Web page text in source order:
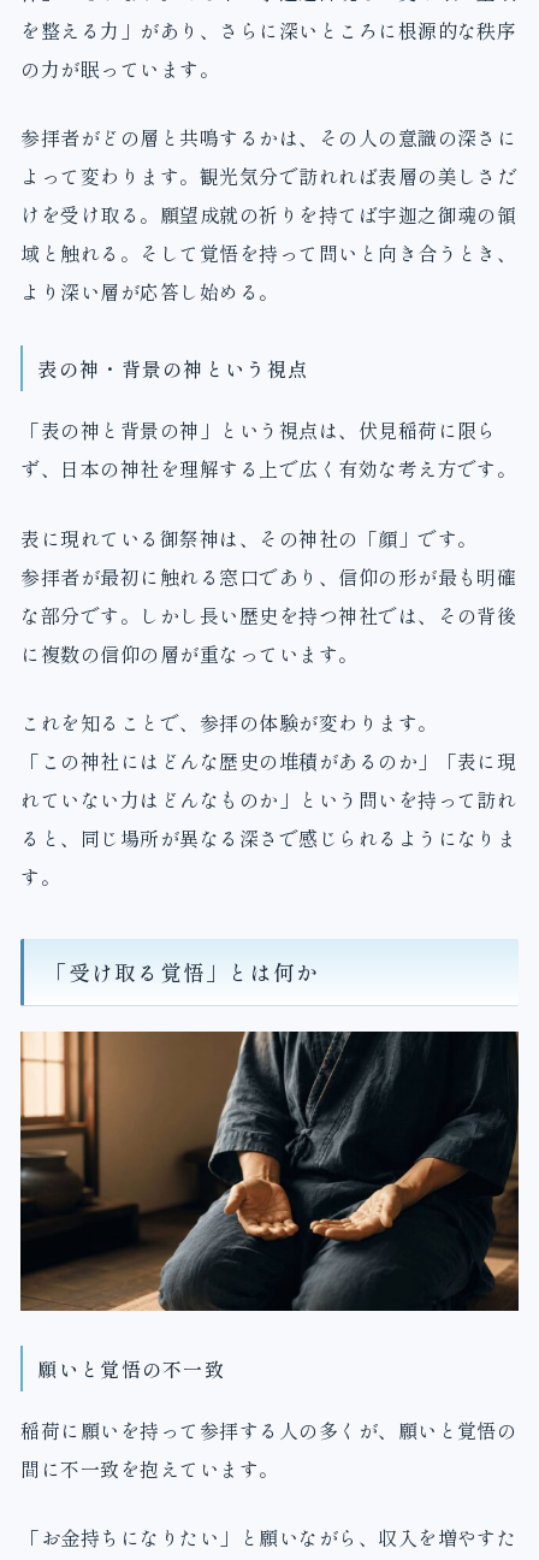
を整える力」があり、さらに深いところに根源的な秩序
の力が眠っています。
参拝者がどの層と共鳴するかは、その人の意識の深さに
よって変わります。観光気分で訪れれば表層の美しさだ
けを受け取る。願望成就の祈りを持てば宇迦之御魂の領
域と触れる。そして覚悟を持って問いと向き合うとき、
より深い層が応答し始める。
表の神・背景の神という視点
「表の神と背景の神」という視点は、伏見稲荷に限ら
ず、日本の神社を理解する上で広く有効な考え方です。
表に現れている御祭神は、その神社の「顔」です。
参拝者が最初に触れる窓口であり、信仰の形が最も明確
な部分です。しかし長い歴史を持つ神社では、その背後
に複数の信仰の層が重なっています。
これを知ることで、参拝の体験が変わります。
「この神社にはどんな歴史の堆積があるのか」「表に現
れていない力はどんなものか」という問いを持って訪れ
ると、同じ場所が異なる深さで感じられるようになりま
す。
「受け取る覚悟」とは何か
願いと覚悟の不一致
稲荷に願いを持って参拝する人の多くが、願いと覚悟の
間に不一致を抱えています。
「お金持ちになりたい」と願いながら、収入を増やすた